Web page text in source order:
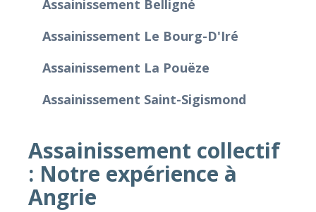
Assainissement Belligné
Assainissement Le Bourg-D'Iré
Assainissement La Pouëze
Assainissement Saint-Sigismond
Assainissement collectif
: Notre expérience à
Angrie